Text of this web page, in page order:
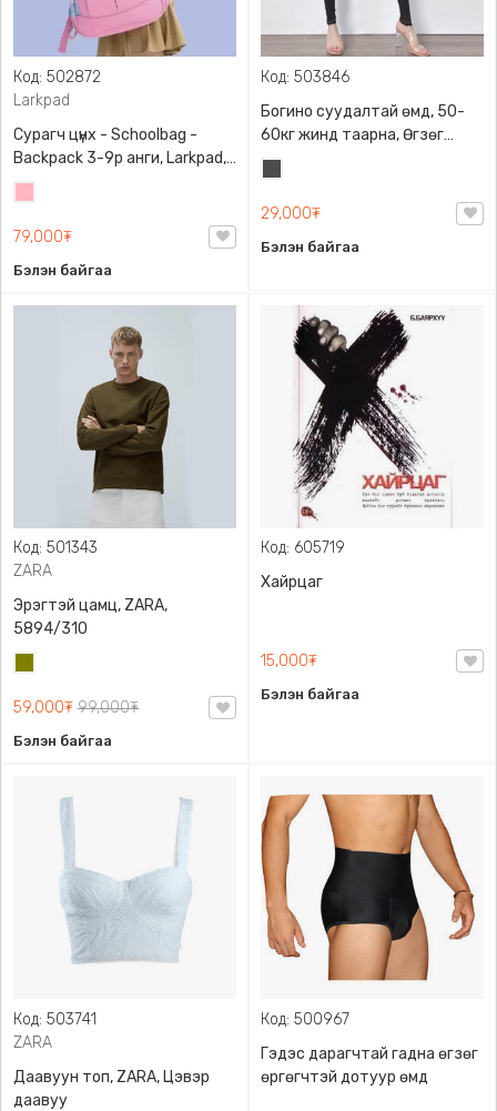
Код: 502872
Larkpad
Сурагч цүнх - Schoolbag -
Backpack 3-9р анги, Larkpad,
9009-10128, Цацруулагчтай,
Олон тасалгаатай
79,000₮
Бэлэн байгаа
Код: 503846
Богино суудалтай өмд, 50-
60кг жинд таарна, Өгзөг
өргөгчтэй
29,000₮
Бэлэн байгаа
Код: 501343
ZARA
Эрэгтэй цамц, ZARA,
5894/310
59,000₮ 99,000₮
Бэлэн байгаа
Код: 605719
Хайрцаг
15,000₮
Бэлэн байгаа
Код: 503741
ZARA
Даавуун топ, ZARA, Цэвэр
даавуу
Код: 500967
Гэдэс дарагчтай гадна өгзөг
өргөгчтэй дотуур өмд